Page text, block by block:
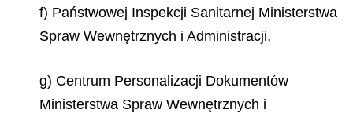
f) Państwowej Inspekcji Sanitarnej Ministerstwa
Spraw Wewnętrznych i Administracji,
g) Centrum Personalizacji Dokumentów
Ministerstwa Spraw Wewnętrznych i